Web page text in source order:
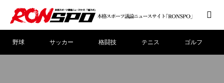
野球 サッカー 格闘技 テニス ゴルフ